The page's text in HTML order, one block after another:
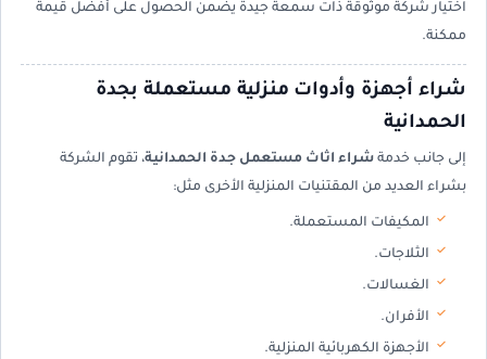
اختيار شركة موثوقة ذات سمعة جيدة يضمن الحصول على أفضل قيمة
ممكنة.
شراء أجهزة وأدوات منزلية مستعملة بجدة
الحمدانية
إلى جانب خدمة شراء اثاث مستعمل جدة الحمدانية، تقوم الشركة
بشراء العديد من المقتنيات المنزلية الأخرى مثل:
المكيفات المستعملة.
الثلاجات.
الغسالات.
الأفران.
الأجهزة الكهربائية المنزلية.